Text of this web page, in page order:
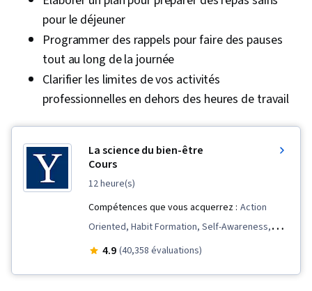
pour le déjeuner
Programmer des rappels pour faire des pauses
tout au long de la journée
Clarifier les limites de vos activités
professionnelles en dehors des heures de travail
La science du bien-être
Cours
12 heure(s)
Compétences que vous acquerrez : Action
Oriented, Habit Formation, Self-Awareness,
Prioritization, Resilience, Psychology, Goal
4.9 (40,358 évaluations)